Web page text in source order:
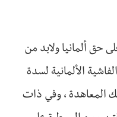
حق ألمانيا ولابد من
الألمانية لسدة
المعاهدة ، وفي ذات